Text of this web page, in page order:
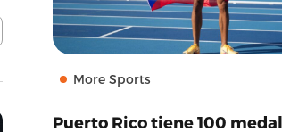
More Sports
Puerto Rico tiene 100